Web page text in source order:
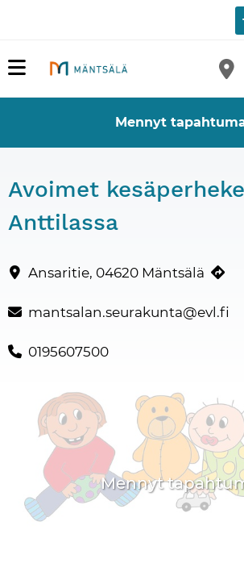
Mennyt
Avoimet
Anttilassa
Kesäperhekerhoissa on liikunnallista,
Yhteystiedot
Ansaritie, 04620 Mäntsälä
mantsalan.seurakunta@evl.fi
0195607500
Mennyt